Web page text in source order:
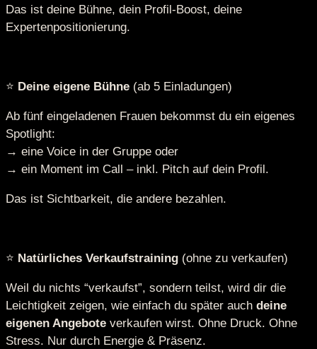
Das ist deine Bühne, dein Profil-Boost, deine
Expertenpositionierung.
⭐ Deine eigene Bühne (ab 5 Einladungen)
Ab fünf eingeladenen Frauen bekommst du ein eigenes
Spotlight:
→ eine Voice in der Gruppe oder
→ ein Moment im Call – inkl. Pitch auf dein Profil.
Das ist Sichtbarkeit, die andere bezahlen.
⭐ Natürliches Verkaufstraining (ohne zu verkaufen)
Weil du nichts “verkaufst”, sondern teilst, wird dir die
Leichtigkeit zeigen, wie einfach du später auch deine
eigenen Angebote verkaufen wirst. Ohne Druck. Ohne
Stress. Nur durch Energie & Präsenz.